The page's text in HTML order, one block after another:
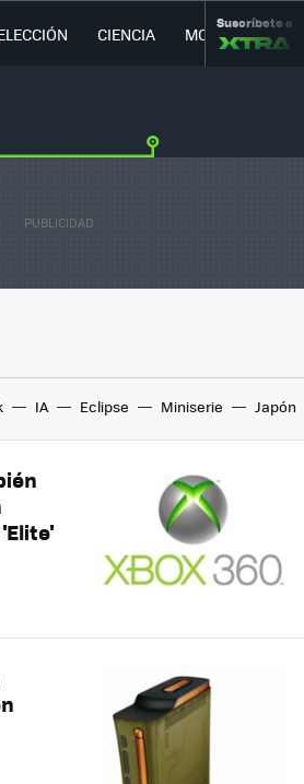
CIENCIA MOVILIDAD
Suscríbete a
IA Eclipse Miniserie Japón